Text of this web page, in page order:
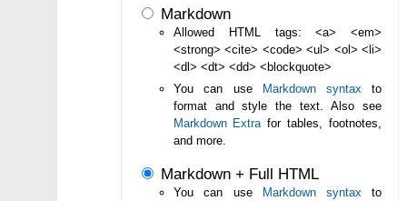
Markdown
Allowed HTML tags: <a> <em>
<strong> <cite> <code> <ul> <ol> <li>
<dl> <dt> <dd> <blockquote>
You can use
Markdown syntax to
format and style the text. Also see
Markdown Extra for tables, footnotes,
and more.
Markdown + Full HTML
You can use Markdown syntax to